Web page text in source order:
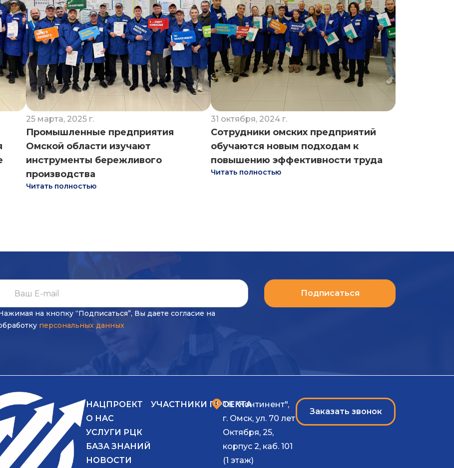
25 марта, 2025 г.
Промышленные предприятия
Омской области изучают
инструменты бережливого
производства
Читать полностью
31 октября, 2024 г.
Сотрудники омских предприятий
обучаются новым подходам к
повышению эффективности труда
Читать полностью
на кнопку “Подписаться”, Вы даете согласие на
персональных данных
Подписаться
НАЦПРОЕКТ
О НАС
УСЛУГИ РЦК
БАЗА ЗНАНИЙ
НОВОСТИ
УЧАСТНИКИ ПРОЕКТАТК "Континент",
г. Омск, ул. 70 лет
Октября, 25,
корпус 2, каб. 101
(1 этаж)
Заказать звонок